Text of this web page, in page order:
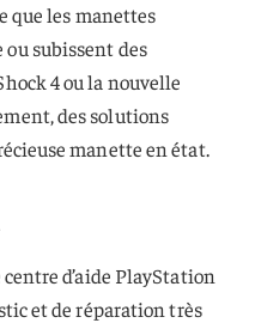
que les manettes
subissent des
4 ou la nouvelle
des solutions
manette en état.
d’aide PlayStation
et de réparation très